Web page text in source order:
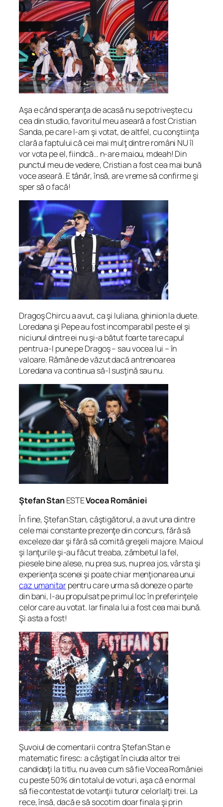
Aşa e când speranţa de acasă nu se potriveşte cu
cea din studio, favoritul meu aseară a fost Cristian
Sanda, pe care l-am şi votat, de altfel, cu conştiinţa
clară a faptului că cei mai mulţ dintre români NU îl
vor vota pe el, fiindcă… n-are maiou, mdeah! Din
punctul meu de vedere, Cristian a fost cea mai bună
voce aseară. E tânăr, însă, are vreme să confirme şi
sper să o facă!
Dragoş Chircu a avut, ca şi Iuliana, ghinion la duete.
Loredana şi Pepe au fost incomparabil peste el şi
niciunul dintre ei nu şi-a bătut foarte tare capul
pentru a-l pune pe Dragoş – sau vocea lui – în
valoare. Rămâne de văzut dacă antrenoarea
Loredana va continua să-l susţină sau nu.
Ştefan StanESTEVocea României
În fine, Ştefan Stan, câştigătorul, a avut una dintre
cele mai constante prezenţe din concurs, fără să
exceleze dar şi fără să comită greşeli majore. Maioul
şi lanţurile şi-au făcut treaba, zâmbetul la fel,
piesele bine alese, nu prea sus, nu prea jos, vârsta şi
experienţa scenei şi poate chiar menţionarea unui
caz umanitarpentru care urma să doneze o parte
din bani, l-au propulsat pe primul loc în preferinţele
celor care au votat. Iar finala lui a fost cea mai bună.
Şi asta a fost!
Şuvoiul de comentarii contra Ştefan Stan e
matematic firesc: a câştigat în ciuda altor trei
candidaţi la titlu, nu avea cum să fie Vocea României
cu peste 50% din totalul de voturi, aşa că e normal
să fie contestat de votanţii tuturor celorlalţi trei. La
rece, însă, dacă e să socotim doar finala şi prin